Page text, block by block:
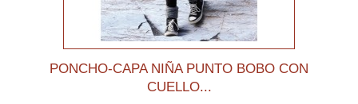
PONCHO-CAPA NIÑA PUNTO BOBO CON
CUELLO...